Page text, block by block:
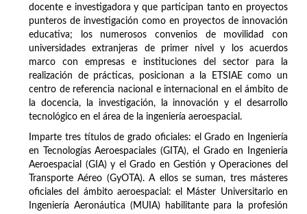
docente e investigadora y que participan tanto en proyectos
punteros de investigación como en proyectos de innovación
educativa; los numerosos convenios de movilidad con
universidades extranjeras de primer nivel y los acuerdos
marco con empresas e instituciones del sector para la
realización de prácticas, posicionan a la ETSIAE como un
centro de referencia nacional e internacional en el ámbito de
la docencia, la investigación, la innovación y el desarrollo
tecnológico en el área de la ingeniería aeroespacial.
Imparte tres títulos de grado oficiales: el Grado en Ingeniería
en Tecnologías Aeroespaciales (GITA), el Grado en Ingeniería
Aeroespacial (GIA) y el Grado en Gestión y Operaciones del
Transporte Aéreo (GyOTA). A ellos se suman, tres másteres
oficiales del ámbito aeroespacial: el Máster Universitario en
Ingeniería Aeronáutica (MUIA) habilitante para la profesión